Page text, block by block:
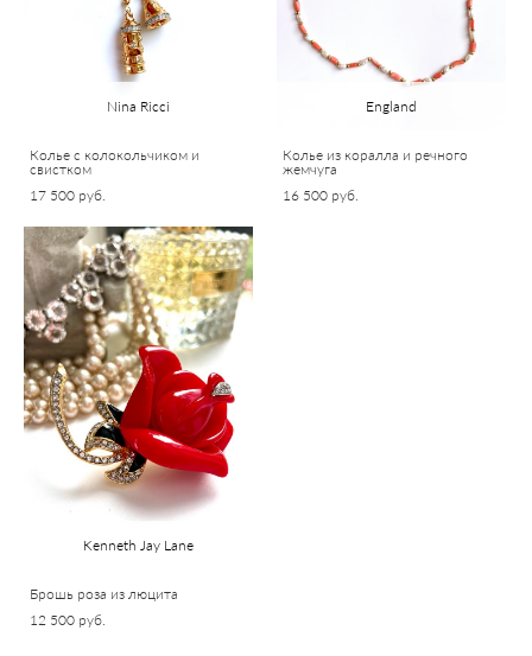
Nina Ricci
Колье с колокольчиком и
свистком
17 500 pуб.
England
Колье из коралла и речного
жемчуга
16 500 pуб.
Kenneth Jay Lane
Брошь роза из люцита
12 500 pуб.